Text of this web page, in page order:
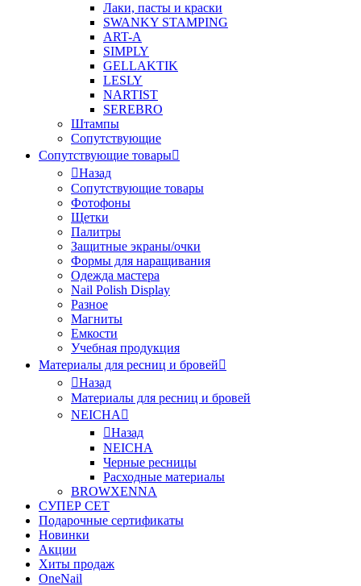
Лаки, пасты и краски
SWANKY STAMPING
ART-A
SIMPLY
GELLAKTIK
LESLY
NARTIST
SEREBRO
Штампы
Сопутствующие
Сопутствующие товары
Назад
Сопутствующие товары
Фотофоны
Щетки
Палитры
Защитные экраны/очки
Формы для наращивания
Одежда мастера
Nail Polish Display
Разное
Магниты
Емкости
Учебная продукция
Материалы для ресниц и бровей
Назад
Материалы для ресниц и бровей
NEICHA
Назад
NEICHA
Черные ресницы
Расходные материалы
BROWXENNA
СУПЕР СЕТ
Подарочные сертификаты
Новинки
Акции
Хиты продаж
OneNail